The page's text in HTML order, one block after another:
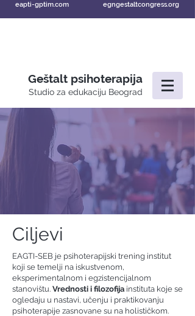
eapti-gptim.com egngestaltcongress.org
Geštalt psihoterapija
Studio za edukaciju Beograd
Ciljevi
EAGTI-SEB je psihoterapijski trening institut
koji se temelji na iskustvenom,
eksperimentalnom i egzistencijalnom
stanovištu. Vrednosti i filozofija instituta koje se
ogledaju u nastavi, učenju i praktikovanju
psihoterapije zasnovane su na holističkom.